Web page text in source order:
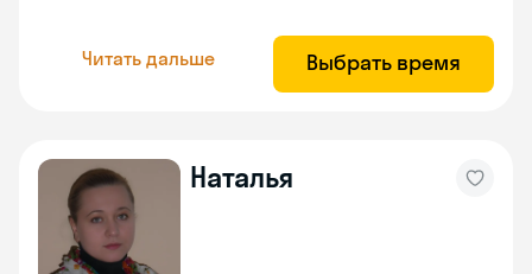
Читать дальше Выбрать время
Наталья